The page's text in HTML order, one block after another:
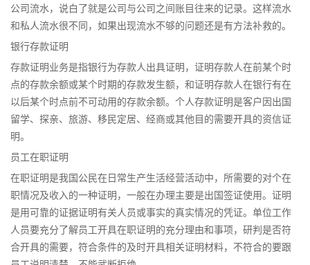
公司流水，说白了就是公司与公司之间账目往来的记录。这样流水
和私人流水很不同，如果出现流水不够的问题还是有方法补救的。
银行存款证明
存款证明业务是指银行为存款人出具证明，证明存款人在前某个时
点的存款余额或某个时期的存款发生额，和证明存款人在银行有在
以后某个时点前不可动用的存款余额。个人存款证明是客户因出国
留学、探亲、旅游、移民定居、经商或其他目的需要开具的资信证
明。
员工在职证明
在职证明是我国公民在日常生产生活经营活动中，所需要的对个在
职情况及收入的一种证明，一般在办理主要是出国签证使用。证明
是用可靠的证据证明有关人员或事实的真实情况的凭证。单位工作
人员要充分了解员工开具在职证明的充分理由和事项，研判是否符
合开具的需要，符合条件的及时开具相关证明材料，不符合的要跟